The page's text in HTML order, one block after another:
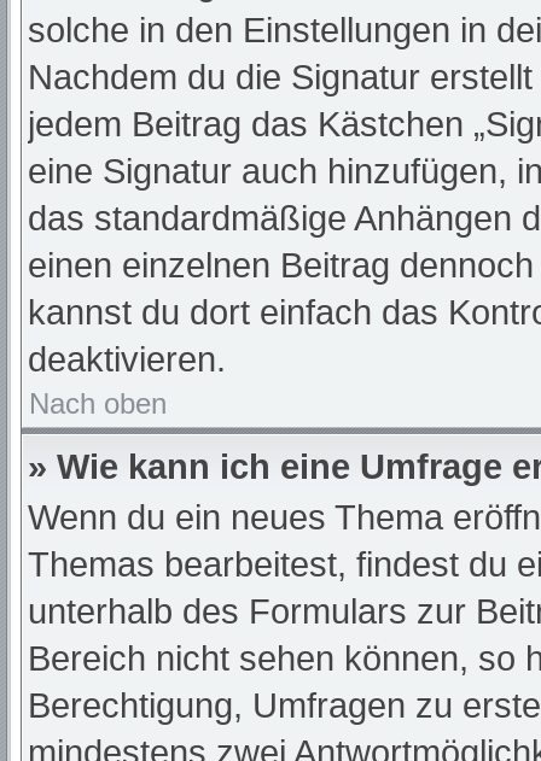
solche in den Einstellungen in
Nachdem du die Signatur
jedem Beitrag das Kästchen
eine Signatur auch hinzufügen,
das standardmäßige Anhängen
einen einzelnen Beitrag
kannst du dort einfach das
deaktivieren.
Nach oben
» Wie kann ich eine Umfrage
Wenn du ein neues Thema
Themas bearbeitest, findest du
unterhalb des Formulars zur
Bereich nicht sehen können, so
Berechtigung, Umfragen zu
mindestens zwei